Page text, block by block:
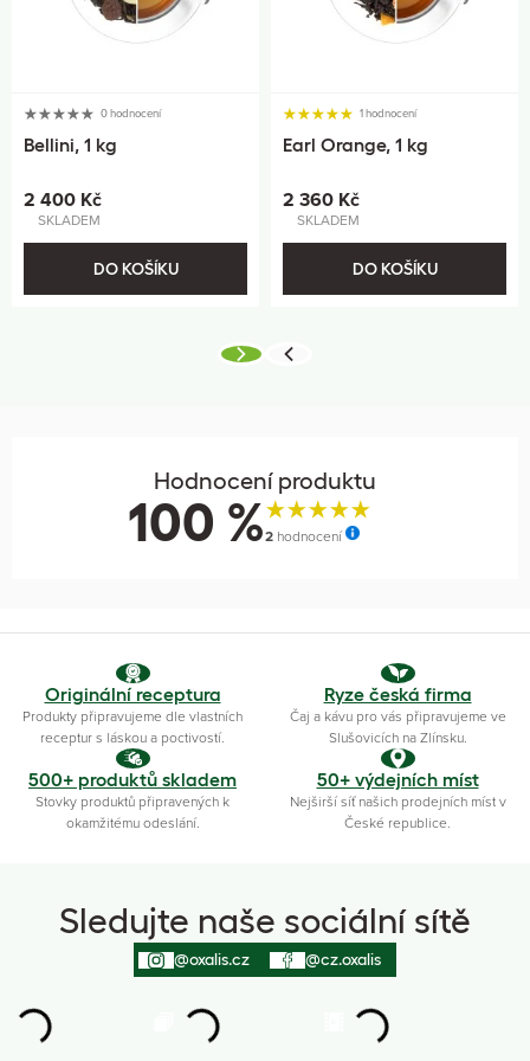
0 hodnocení
Bellini, 1 kg
2 400 Kč
SKLADEM
DO KOŠÍKU
1 hodnocení
Earl Orange, 1 kg
2 360 Kč
SKLADEM
DO KOŠÍKU
Hodnocení produktu
100 %2 hodnocení
Originální receptura
Produkty připravujeme dle vlastních
receptur s láskou a poctivostí.
Ryze česká firma
Čaj a kávu pro vás připravujeme ve
Slušovicích na Zlínsku.
500+ produktů skladem
Stovky produktů připravených k
okamžitému odeslání.
50+ výdejních míst
Nejširší síť našich prodejních míst v
České republice.
Sledujte naše sociální sítě
@oxalis.cz @cz.oxalis